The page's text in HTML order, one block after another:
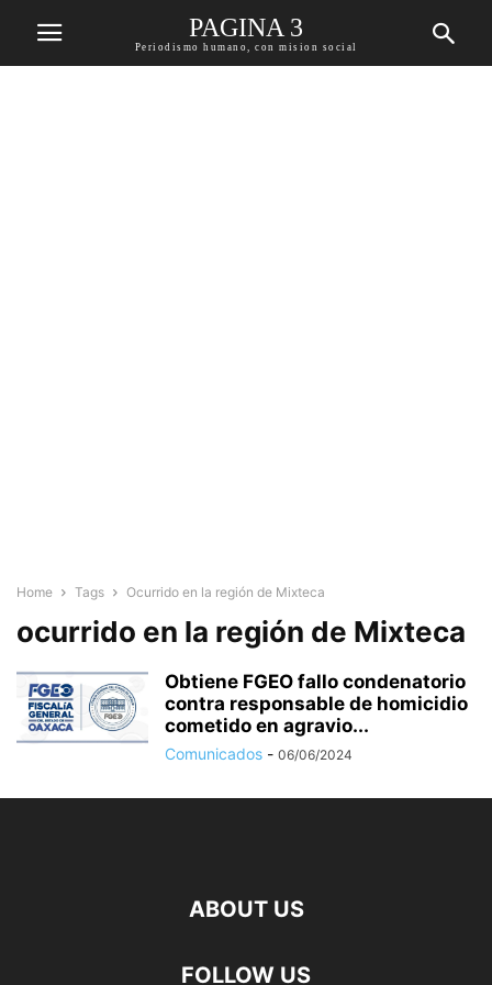
PAGINA 3
Periodismo humano, con mision social
Home Tags Ocurrido en la región de Mixteca
ocurrido en la región de Mixteca
Obtiene FGEO fallo condenatorio
contra responsable de homicidio
cometido en agravio...
Comunicados - 06/06/2024
ABOUT US
FOLLOW US